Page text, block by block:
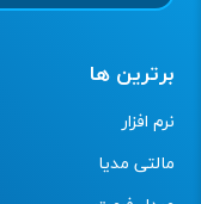
برترین ها
نرم افزار
مالتی مدیا